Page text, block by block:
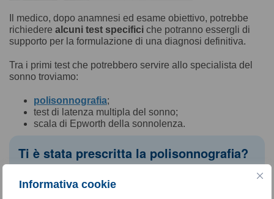
Informativa cookie
Il medico, dopo anamnesi ed esame obiettivo, potrebbe
richiedere alcuni test specifici che potranno essergli di
supporto per la formulazione di una diagnosi definitiva.
Tra i primi test che potrebbero servire allo specialista del
sonno troviamo:
polisonnografia;
test di latenza multipla del sonno;
scala di Epworth della sonnolenza.
Ti è stata prescritta la polisonnografia?
Scopri il nostro servizio di